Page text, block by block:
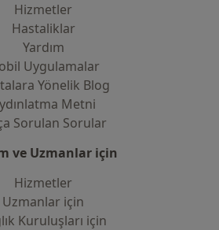
Hizmetler
Hastaliklar
Yardım
Uygulamalar
Yönelik Blog
Metni
Sorulan Sorular
ve Uzmanlar için
Hizmetler
Uzmanlar için
Kuruluşları için